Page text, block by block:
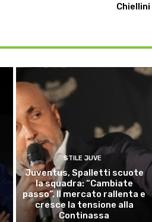
Chiellini
STILE JUVE
Juventus, Spalletti scuote
la squadra: “Cambiate
passo”. Il mercato rallenta e
cresce la tensione alla
Continassa